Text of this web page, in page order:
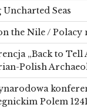
Seas
the Nile / Polacy
„Back to
Polish
Polem 1241